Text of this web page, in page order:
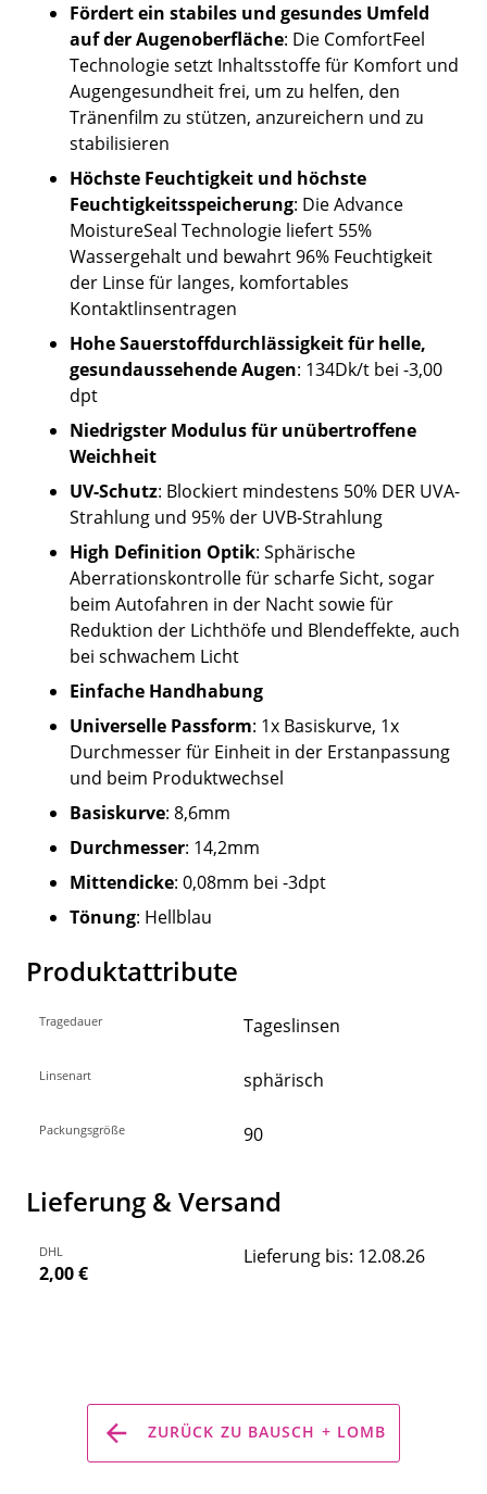
Fördert ein stabiles und gesundes Umfeld
auf der Augenoberfläche: Die ComfortFeel
Technologie setzt Inhaltsstoffe für Komfort und
Augengesundheit frei, um zu helfen, den
Tränenfilm zu stützen, anzureichern und zu
stabilisieren
Höchste Feuchtigkeit und höchste
Feuchtigkeitsspeicherung: Die Advance
MoistureSeal Technologie liefert 55%
Wassergehalt und bewahrt 96% Feuchtigkeit
der Linse für langes, komfortables
Kontaktlinsentragen
Hohe Sauerstoffdurchlässigkeit für helle,
gesundaussehende Augen: 134Dk/t bei -3,00
dpt
Niedrigster Modulus für unübertroffene
Weichheit
UV-Schutz: Blockiert mindestens 50% DER UVA-
Strahlung und 95% der UVB-Strahlung
High Definition Optik: Sphärische
Aberrationskontrolle für scharfe Sicht, sogar
beim Autofahren in der Nacht sowie für
Reduktion der Lichthöfe und Blendeffekte, auch
bei schwachem Licht
Einfache Handhabung
Universelle Passform: 1x Basiskurve, 1x
Durchmesser für Einheit in der Erstanpassung
und beim Produktwechsel
Basiskurve: 8,6mm
Durchmesser: 14,2mm
Mittendicke: 0,08mm bei -3dpt
Tönung: Hellblau
Produktattribute
Tragedauer Tageslinsen
Linsenart sphärisch
Packungsgröße 90
Lieferung & Versand
DHL
2,00 €
Lieferung bis: 12.08.26
ZURÜCK ZU BAUSCH + LOMB